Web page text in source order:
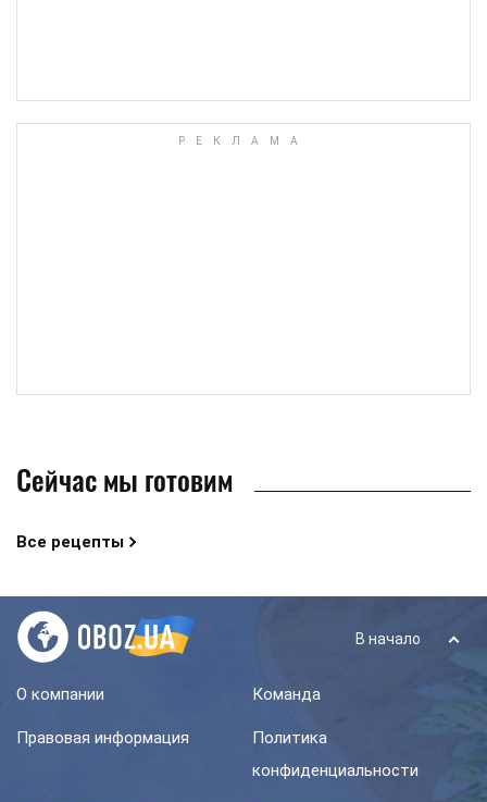
Сейчас мы готовим
Все рецепты
В начало
О компании Команда
Правовая информация
Политика
конфиденциальности